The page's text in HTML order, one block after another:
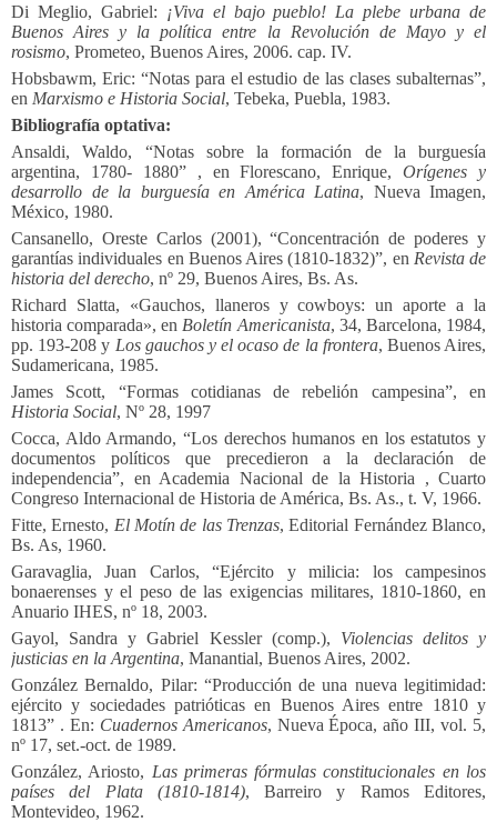
Di Meglio, Gabriel:
¡Viva el bajo pueblo! La plebe urbana de
Buenos Aires y la política entre la Revolución de Mayo y el
rosismo, Prometeo, Buenos Aires, 2006. cap. IV.
Hobsbawm, Eric: “Notas para el estudio de las clases subalternas”,
en Marxismo e Historia Social, Tebeka, Puebla, 1983.
Bibliografía optativa:
Ansaldi, Waldo, “Notas sobre la formación de la burguesía
argentina, 1780- 1880” , en Florescano, Enrique,Orígenes y
desarrollo de la burguesía en América Latina, Nueva Imagen,
México, 1980.
Cansanello, Oreste Carlos (2001), “Concentración de poderes y
garantías individuales en Buenos Aires (1810-1832)”, en Revista de
historia del derecho, nº 29, Buenos Aires, Bs. As.
Richard Slatta, «Gauchos, llaneros y cowboys: un aporte a la
historia comparada», en Boletín Americanista, 34, Barcelona, 1984,
pp. 193-208 y Los gauchos y el ocaso de la frontera, Buenos Aires,
Sudamericana, 1985.
James Scott, “Formas cotidianas de rebelión campesina”, en
Historia Social, Nº 28, 1997
Cocca, Aldo Armando, “Los derechos humanos en los estatutos y
documentos políticos que precedieron a la declaración de
independencia”, en Academia Nacional de la Historia , Cuarto
Congreso Internacional de Historia de América, Bs. As., t. V, 1966.
Fitte, Ernesto, El Motín de las Trenzas, Editorial Fernández Blanco,
Bs. As, 1960.
Garavaglia, Juan Carlos, “Ejército y milicia: los campesinos
bonaerenses y el peso de las exigencias militares, 1810-1860, en
Anuario IHES, nº 18, 2003.
Gayol, Sandra y Gabriel Kessler (comp.), Violencias delitos y
justicias en la Argentina, Manantial, Buenos Aires, 2002.
González Bernaldo, Pilar: “Producción de una nueva legitimidad:
ejército y sociedades patrióticas en Buenos Aires entre 1810 y
1813” . En: Cuadernos Americanos, Nueva Época, año III, vol. 5,
nº 17, set.-oct. de 1989.
González, Ariosto, Las primeras fórmulas constitucionales en los
países del Plata (1810-1814), Barreiro y Ramos Editores,
Montevideo, 1962.